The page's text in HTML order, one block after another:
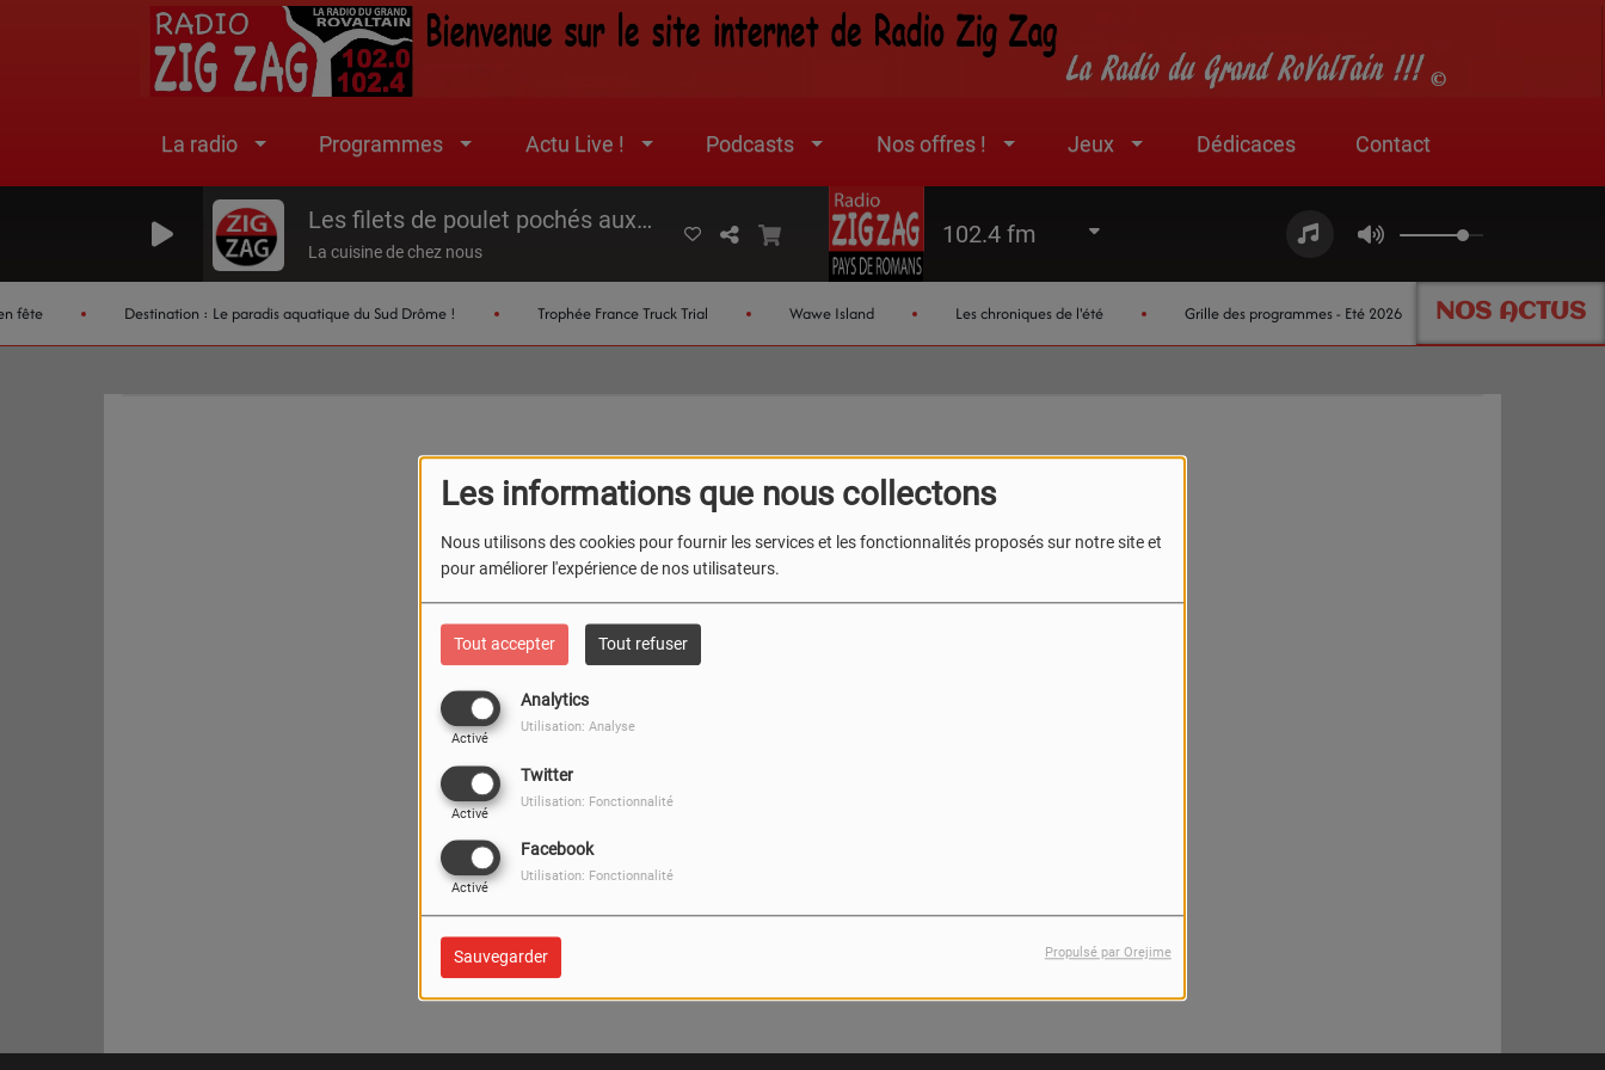
Les informations que nous collectons
Nous utilisons des cookies pour fournir les services et les fonctionnalités proposés sur notre site et
pour améliorer l'expérience de nos utilisateurs.
Tout accepter Tout refuser
Analytics
Activé
Utilisation: Analyse
Twitter
Activé
Utilisation: Fonctionnalité
Facebook
Activé
Utilisation: Fonctionnalité
Sauvegarder Propulsé par Orejime
La radio Programmes Actu Live ! Podcasts Nos offres ! Jeux Dédicaces Contact
Les filets de poulet pochés aux olives (Maele)
La cuisine de chez nous
102.4 fm
NOS ACTUS
Destination : Le paradis aquatique du Sud Drôme ! Trophée France Truck Trial Wawe Island Les chroniques de l'été Grille des programmes - Eté 2026 Nouveau
404
Oups, vous avez rencontré une erreur.
Il semble que la page que vous recherchez n’existe plus.